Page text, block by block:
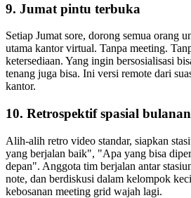
9. Jumat pintu terbuka
Setiap Jumat sore, dorong semua orang
utama kantor virtual. Tanpa meeting.
ketersediaan. Yang ingin bersosialisasi
tenang juga bisa. Ini versi remote dari
kantor.
10. Retrospektif spasial bulanan
Alih-alih retro video standar, siapkan
yang berjalan baik", "Apa yang bisa
depan". Anggota tim berjalan antar
note, dan berdiskusi dalam kelompok
kebosanan meeting grid wajah lagi.